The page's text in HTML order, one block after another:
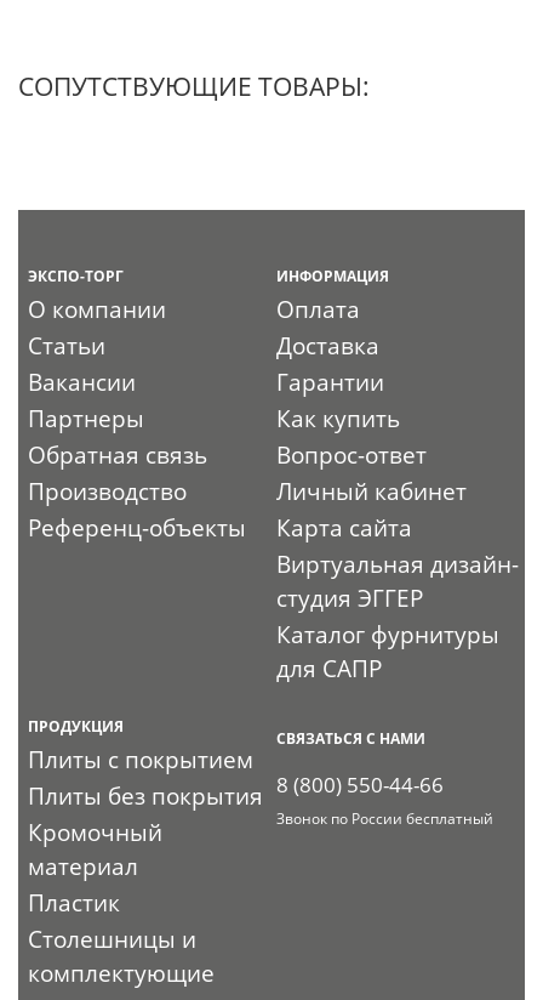
СОПУТСТВУЮЩИЕ ТОВАРЫ:
ЭКСПО-ТОРГ
О компании
Статьи
Вакансии
Партнеры
Обратная связь
Производство
Референц-объекты
ИНФОРМАЦИЯ
Оплата
Доставка
Гарантии
Как купить
Вопрос-ответ
Личный кабинет
Карта сайта
Виртуальная дизайн-
студия ЭГГЕР
Каталог фурнитуры
для САПР
ПРОДУКЦИЯ
Плиты с покрытием
Плиты без покрытия
Кромочный
материал
Пластик
Столешницы и
комплектующие
СВЯЗАТЬСЯ С НАМИ
8 (800) 550-44-66
Звонок по России бесплатный